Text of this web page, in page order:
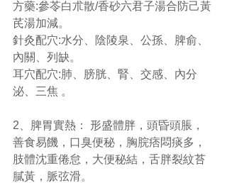
方藥:參苓白朮散/香砂六君子湯合防己黃
芪湯加減。
針灸配穴:水分、陰陵泉、公孫、脾俞、
內關、列缺。
耳穴配穴​​:肺、膀胱、腎、交感、內分
泌、三焦 。
2、脾胃實熱： 形盛體胖，頭昏頭脹，
善食易饑，口臭便秘，胸脘痞悶痰多，
肢體沈重倦怠，大便秘結，舌胖裂紋苔
膩黃，脈弦滑。